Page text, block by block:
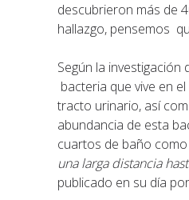
descubrieron más de
hallazgo, pensemos
Según la
bacteria que vive en
tracto urinario, así
abundancia de esta
cuartos de baño como
una larga distancia
publicado en su día